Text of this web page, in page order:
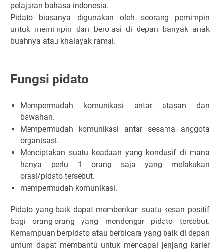
pelajaran bahasa indonesia.
Pidato biasanya digunakan oleh seorang pemimpin
untuk memimpin dan berorasi di depan banyak anak
buahnya atau khalayak ramai.
Fungsi pidato
Mempermudah komunikasi antar atasan dan
bawahan.
Mempermudah komunikasi antar sesama anggota
organisasi.
Menciptakan suatu keadaan yang kondusif di mana
hanya perlu 1 orang saja yang melakukan
orasi/pidato tersebut.
mempermudah komunikasi.
Pidato yang baik dapat memberikan suatu kesan positif
bagi orang-orang yang mendengar pidato tersebut.
Kemampuan berpidato atau berbicara yang baik di depan
umum dapat membantu untuk mencapai jenjang karier